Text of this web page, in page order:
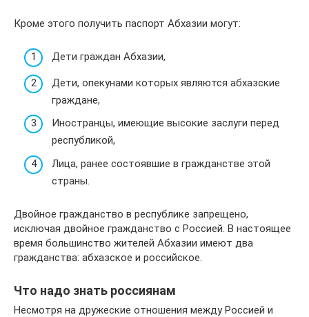
Кроме этого получить паспорт Абхазии могут:
Дети граждан Абхазии,
Дети, опекунами которых являются абхазские
граждане,
Иностранцы, имеющие высокие заслуги перед
республикой,
Лица, ранее состоявшие в гражданстве этой
страны.
Двойное гражданство в республике запрещено,
исключая двойное гражданство с Россией. В настоящее
время большинство жителей Абхазии имеют два
гражданства: абхазское и российское.
Что надо знать россиянам
Несмотря на дружеские отношения между Россией и